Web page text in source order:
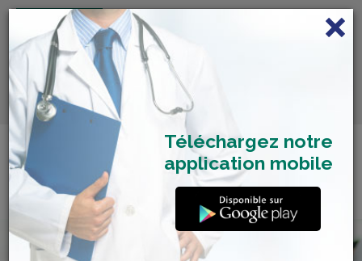
FRANÇAIS
Centre de Check-up Bilan
Santé
Téléchargez notre
application mobile